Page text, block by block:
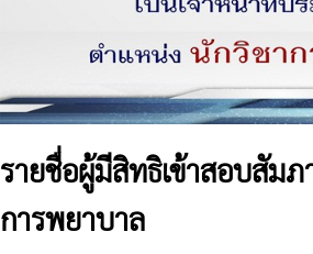
รายชื่อผู้มีสิทธิเข้าสอบสั
การพยาบาล